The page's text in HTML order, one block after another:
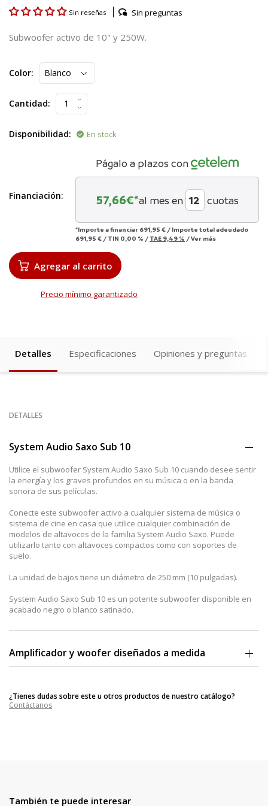
Sin reseñas Sin preguntas
Subwoofer activo de 10" y 250W.
Color:
Cantidad:
Disponibilidad: En stock
Financiación:
Págalo a plazos con
57,66€*al mes en cuotas
*Importe a financiar 691,95 € / Importe total adeudado
691,95 € / TIN 0,00 % / TAE 9,49 % /Ver más
Agregar al carrito
Precio mínimo garantizado
Detalles Especificaciones Opiniones y preguntas
DETALLES
System Audio Saxo Sub 10
Utilice el subwoofer System Audio Saxo Sub 10 cuando desee sentir
la energía y los graves profundos en su música o en la banda
sonora de sus películas.
Conecte este subwoofer activo a cualquier sistema de música o
sistema de cine en casa que utilice cualquier combinación de
modelos de altavoces de la familia System Audio Saxo. Puede
utilizarlo tanto con altavoces compactos como con soportes de
suelo.
La unidad de bajos tiene un diámetro de 250 mm (10 pulgadas).
System Audio Saxo Sub 10 es un potente subwoofer disponible en
acabado negro o blanco satinado.
Amplificador y woofer diseñados a medida
menudo, el amplificador y el woofer se diseñan por separado, pero
en System Audio Saxo Sub 10 se desarrollan juntos.
¿Tienes dudas sobre este u otros productos de nuestro catálogo?
Contáctanos
También te puede interesar